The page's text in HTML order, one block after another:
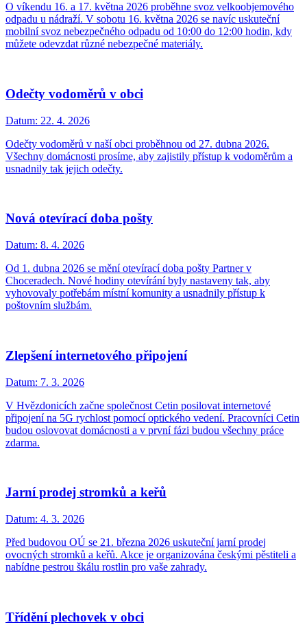
O víkendu 16. a 17. května 2026 proběhne svoz velkoobjemového
odpadu u nádraží. V sobotu 16. května 2026 se navíc uskuteční
mobilní svoz nebezpečného odpadu od 10:00 do 12:00 hodin, kdy
můžete odevzdat různé nebezpečné materiály.
Odečty vodoměrů v obci
Datum: 22. 4. 2026
Odečty vodoměrů v naší obci proběhnou od 27. dubna 2026.
Všechny domácnosti prosíme, aby zajistily přístup k vodoměrům a
usnadnily tak jejich odečty.
Nová otevírací doba pošty
Datum: 8. 4. 2026
Od 1. dubna 2026 se mění otevírací doba pošty Partner v
Choceradech. Nové hodiny otevírání byly nastaveny tak, aby
vyhovovaly potřebám místní komunity a usnadnily přístup k
poštovním službám.
Zlepšení internetového připojení
Datum: 7. 3. 2026
V Hvězdonicích začne společnost Cetin posilovat internetové
připojení na 5G rychlost pomocí optického vedení. Pracovníci Cetin
budou oslovovat domácnosti a v první fázi budou všechny práce
zdarma.
Jarní prodej stromků a keřů
Datum: 4. 3. 2026
Před budovou OÚ se 21. března 2026 uskuteční jarní prodej
ovocných stromků a keřů. Akce je organizována českými pěstiteli a
nabídne pestrou škálu rostlin pro vaše zahrady.
Třídění plechovek v obci